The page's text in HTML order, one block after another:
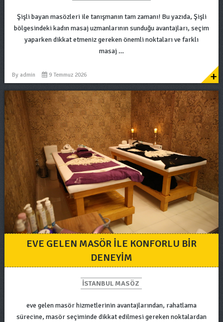
Şişli bayan masözleri ile tanışmanın tam zamanı! Bu yazıda, Şişli
bölgesindeki kadın masaj uzmanlarının sunduğu avantajları, seçim
yaparken dikkat etmeniz gereken önemli noktaları ve farklı
masaj …
By admin 9 Temmuz 2026 +
EVE GELEN MASÖR ILE KONFORLU BIR
DENEYIM
ISTANBUL MASÖZ
eve gelen masör hizmetlerinin avantajlarından, rahatlama
sürecine, masör seçiminde dikkat edilmesi gereken noktalardan